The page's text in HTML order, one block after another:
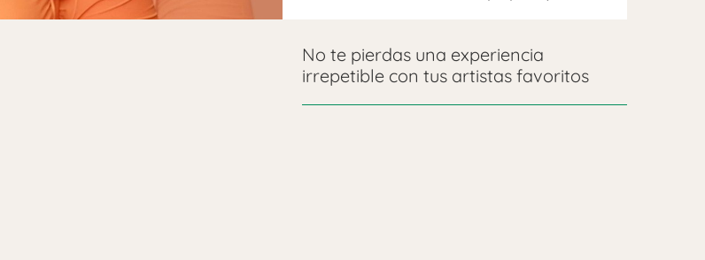
No te pierdas una experiencia
irrepetible con tus artistas favoritos